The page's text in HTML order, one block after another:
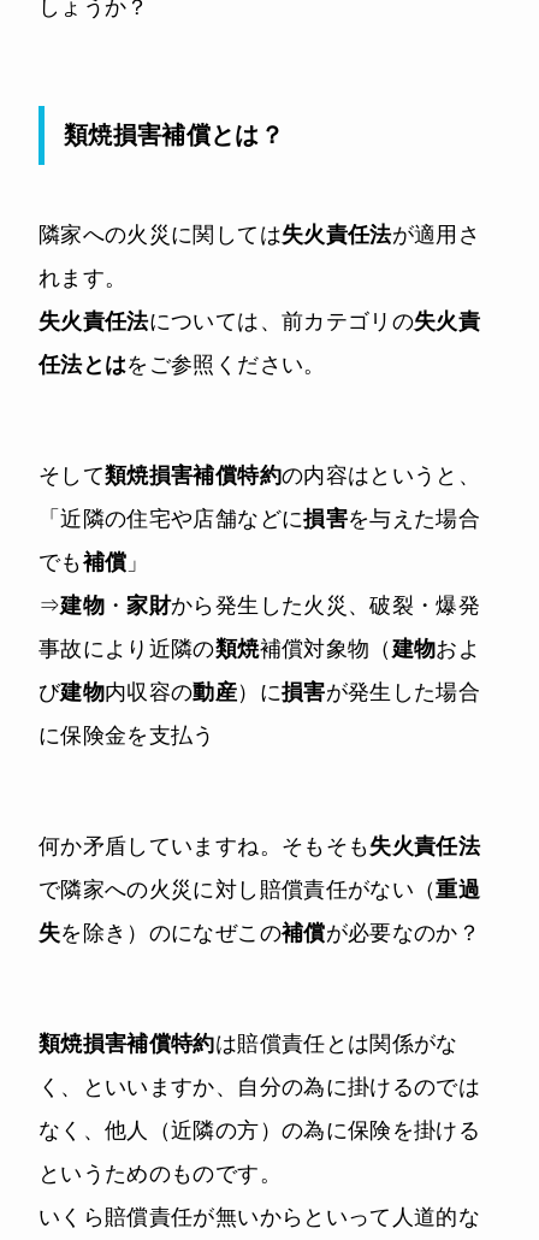
しょうか？
類焼損害補償とは？
隣家への火災に関しては失火責任法が適用さ
れます。
失火責任法については、前カテゴリの失火責
任法とはをご参照ください。
そして類焼損害補償特約の内容はというと、
「近隣の住宅や店舗などに損害を与えた場合
でも補償 」
⇒建物 ・家財から発生した火災、破裂・爆発
事故により近隣の類焼補償対象物（ 建物およ
び建物内収容の動産）に損害が発生した場合
に保険金を支払う
何か矛盾していますね。そもそも失火責任法
で隣家への火災に対し賠償責任がない（重過
失を除き）のになぜこの補償が必要なのか？
類焼損害補償特約は賠償責任とは関係がな
く、といいますか、自分の為に掛けるのでは
なく、他人（近隣の方）の為に保険を掛ける
というためのものです。
いくら賠償責任が無いからといって人道的な